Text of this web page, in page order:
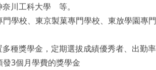
川工科大學 等。
學校、東京製菓專門學校、東放學園專
種獎學金，定期選拔成績優秀者、出勤
3個月學費的獎學金